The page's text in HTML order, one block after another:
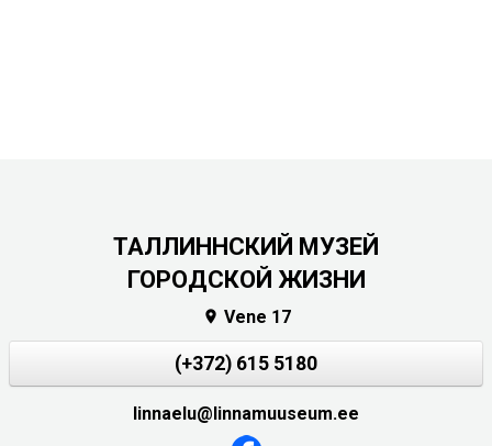
ТАЛЛИННСКИЙ МУЗЕЙ
ГОРОДСКОЙ ЖИЗНИ
 Vene 17
(+372) 615 5180
linnaelu@linnamuuseum.ee